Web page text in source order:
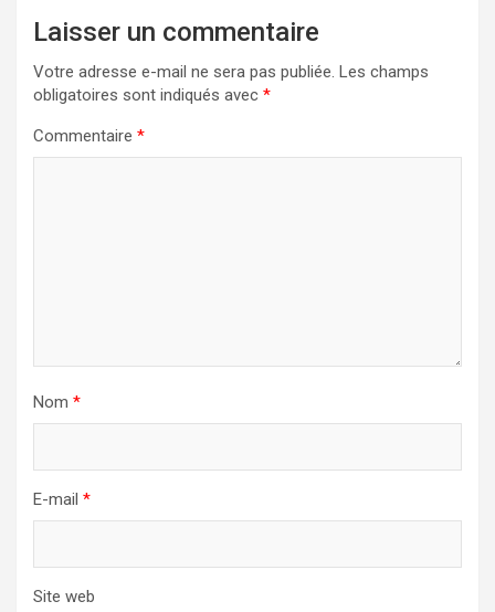
Laisser un commentaire
Votre adresse e-mail ne sera pas publiée. Les champs
obligatoires sont indiqués avec *
Commentaire *
Nom *
E-mail *
Site web